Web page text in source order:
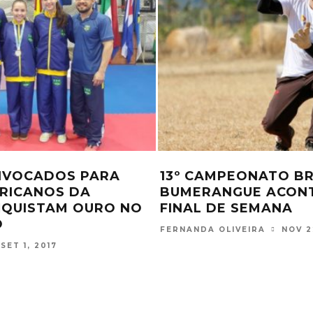
O SUPER
– COPA
SELEÇÕES NA
JUN 7, 2017
BRASIL PERDE PARA
ZWETSCH ENCERRA
CAPITÃO
FERNANDA OLIVEIRA FEV